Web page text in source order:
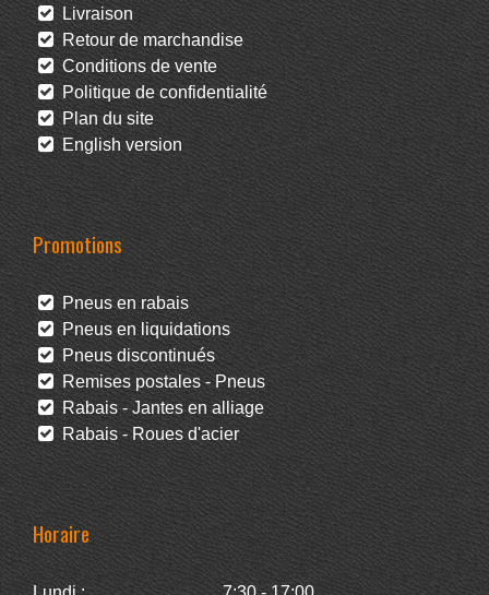
Livraison
Retour de marchandise
Conditions de vente
Politique de confidentialité
Plan du site
English version
Promotions
Pneus en rabais
Pneus en liquidations
Pneus discontinués
Remises postales - Pneus
Rabais - Jantes en alliage
Rabais - Roues d'acier
Horaire